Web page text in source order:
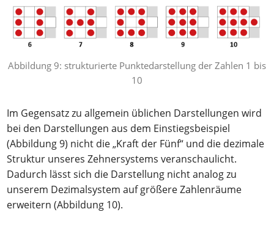
Abbildung 9: strukturierte Punktedarstellung der Zahlen 1 bis
10
Im Gegensatz zu allgemein üblichen Darstellungen wird
bei den Darstellungen aus dem Einstiegsbeispiel
(Abbildung 9) nicht die „Kraft der Fünf“ und die dezimale
Struktur unseres Zehnersystems veranschaulicht.
Dadurch lässt sich die Darstellung nicht analog zu
unserem Dezimalsystem auf größere Zahlenräume
erweitern (Abbildung 10).